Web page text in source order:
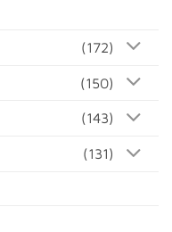
(172)
(150)
(143)
(131)